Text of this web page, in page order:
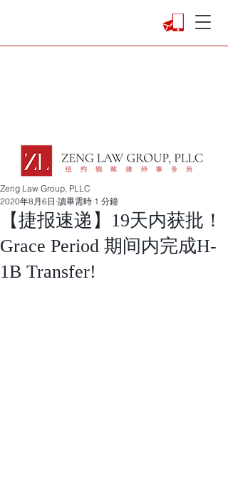
【捷报速递】19天内获批！
Grace Period 期间内完成H-
1B Transfer!
Zeng Law Group, PLLC
2020年8月6日 讀畢需時 1 分鐘